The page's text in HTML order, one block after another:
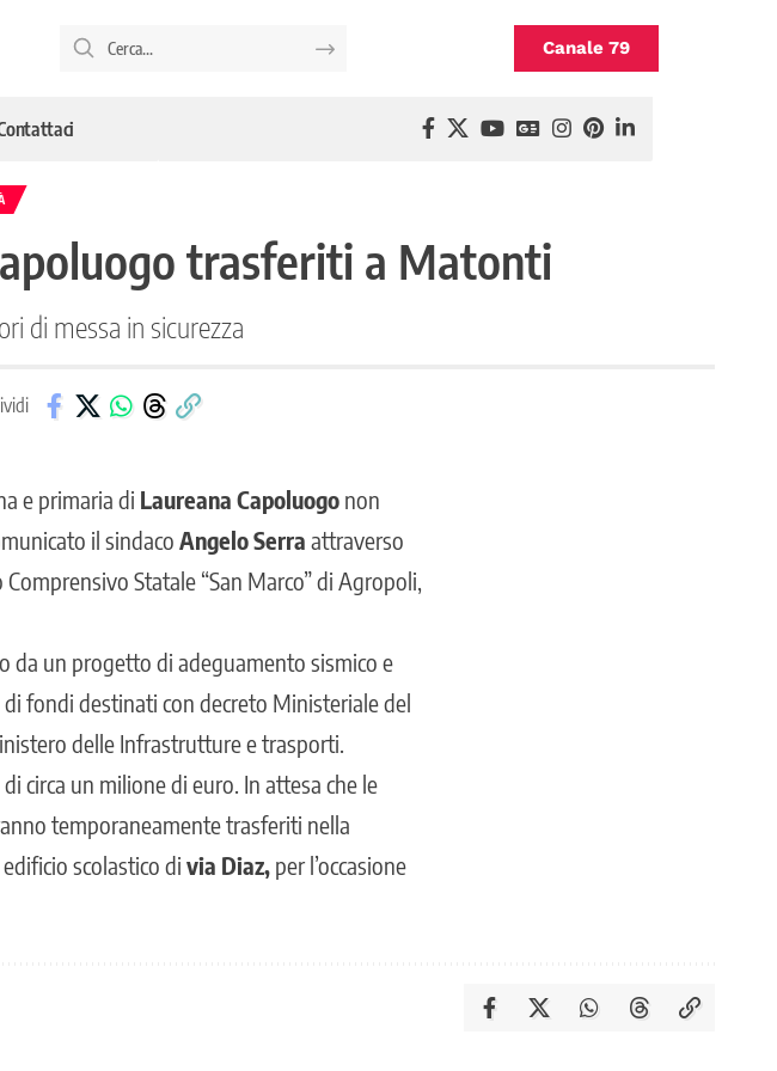
Canale 79
trasferiti a Matonti
di messa in sicurezza
e primaria di Laureana Capoluogo non
il sindaco Angelo Serra attraverso
Statale “San Marco” di Agropoli,
da un progetto di adeguamento sismico e
fondi destinati con decreto Ministeriale del
delle Infrastrutture e trasporti.
circa un milione di euro. In attesa che le
temporaneamente trasferiti nella
scolastico divia Diaz, per l’occasione